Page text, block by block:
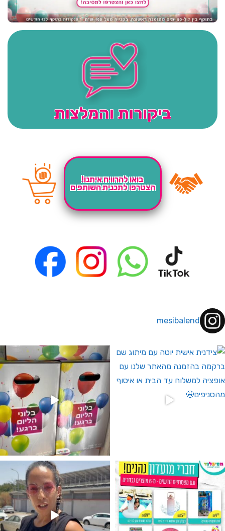
ביקורות והמלצות
בואו להרוויח איתנו!
הצטרפו לתכנית השותפים
mesibalend
לחברי מועדון ומצטרפים חדשים🤍
מין העובר רק במסיבלנד !! קיים